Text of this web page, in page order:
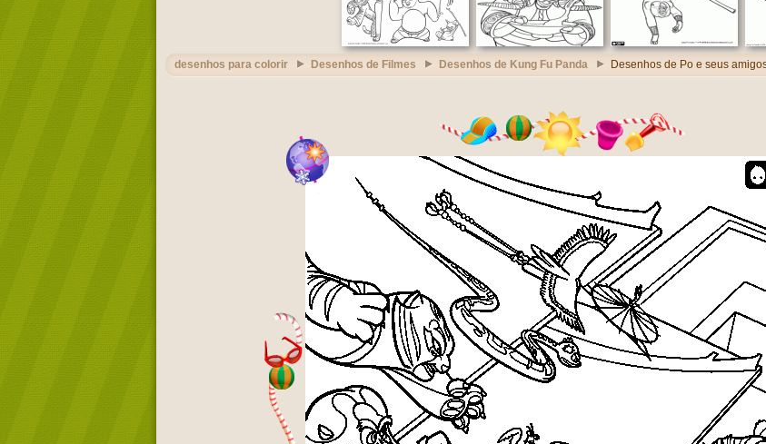
desenhos para colorir Desenhos de Filmes Desenhos de Kung Fu Panda Desenhos de Po e seus